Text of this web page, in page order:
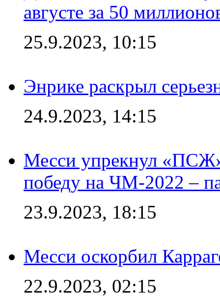
августе за 50
25.9.2023, 10:15
Энрике раскрыл
24.9.2023, 14:15
Месси упрекнул «ПСЖ»
победу на ЧМ-2022 –
23.9.2023, 18:15
Месси оскорбил
22.9.2023, 02:15